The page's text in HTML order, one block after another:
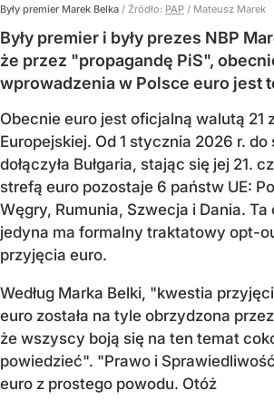
Były premier Marek Belka / Źródło: PAP / Mateusz Marek
Były premier i były prezes NBP
że przez "propagandę PiS",
wprowadzenia w Polsce euro jest
Obecnie euro jest oficjalną walutą 21
Europejskiej. Od 1 stycznia 2026 r.
dołączyła Bułgaria, stając się jej 21.
strefą euro pozostaje 6 państw UE:
Węgry, Rumunia, Szwecja i Dania. Ta
jedyna ma formalny traktatowy opt-
przyjęcia euro.
Według Marka Belki, "kwestia
euro została na tyle obrzydzona
że wszyscy boją się na ten temat
powiedzieć". "Prawo i
euro z prostego powodu. Otóż